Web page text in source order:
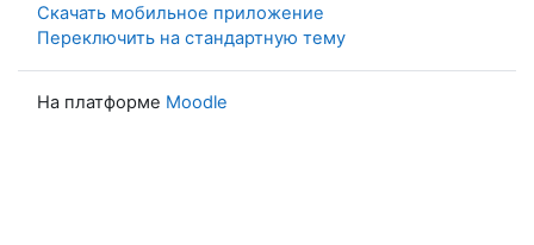
Скачать мобильное приложение
Переключить на стандартную тему
На платформе Moodle